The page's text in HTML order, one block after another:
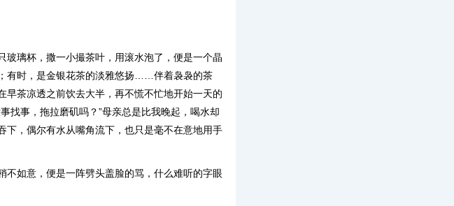
璃杯，撒一小撮茶叶，用滚水泡了，便是一个晶
有时，是金银花茶的淡雅悠扬……伴着袅袅的茶
茶凉透之前饮去大半，再不慌不忙地开始一天的
找事，拖拉磨矶吗？”母亲总是比我晚起，喝水却
下，偶尔有水从嘴角流下，也只是毫不在意地用手
如意，便是一阵劈头盖脸的骂，什么难听的字眼